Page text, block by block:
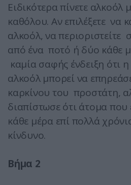
Ειδικότερα πίνετε αλκοόλ
καθόλου. Αν επιλέξετε να
αλκοόλ, να περιοριστείτε
από ένα ποτό ή δύο κάθε
καμία σαφής ένδειξη ότι
αλκοόλ μπορεί να
καρκίνου του προστάτη,
διαπίστωσε ότι άτομα που
κάθε μέρα επί πολλά
κίνδυνο.
Βήμα 2